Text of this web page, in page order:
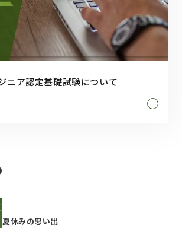
ニア認定基礎試験について
夏休みの思い出